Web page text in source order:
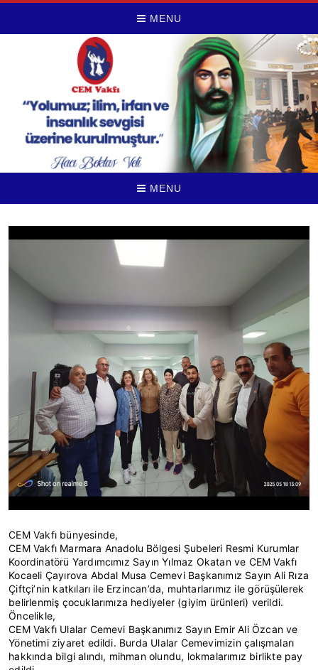
MENU
MENU
CEM Vakfı bünyesinde,
CEM Vakfı Marmara Anadolu Bölgesi Şubeleri Resmi Kurumlar
Koordinatörü Yardımcımız Sayın Yılmaz Okatan ve CEM Vakfı
Kocaeli Çayırova Abdal Musa Cemevi Başkanımız Sayın Ali Rıza
Çiftçi’nin katkıları ile Erzincan’da, muhtarlarımız ile görüşülerek
belirlenmiş çocuklarımıza hediyeler (giyim ürünleri) verildi.
Öncelikle,
CEM Vakfı Ulalar Cemevi Başkanımız Sayın Emir Ali Özcan ve
Yönetimi ziyaret edildi. Burda Ulalar Cemevimizin çalışmaları
hakkında bilgi alındı, mihman olundu, lokmalarımız birlikte pay